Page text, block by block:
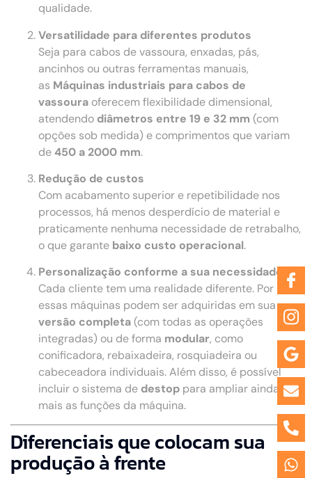
qualidade.
Versatilidade para diferentes produtos
Seja para cabos de vassoura, enxadas, pás,
ancinhos ou outras ferramentas manuais,
as Máquinas industriais para cabos de
vassoura oferecem flexibilidade dimensional,
atendendo diâmetros entre 19 e 32 mm (com
opções sob medida) e comprimentos que variam
de450 a 2000 mm.
Redução de custos
Com acabamento superior e repetibilidade nos
processos, há menos desperdício de material e
praticamente nenhuma necessidade de retrabalho,
o que garante baixo custo operacional.
Personalização conforme a sua necessidade
Cada cliente tem uma realidade diferente. Por isso,
essas máquinas podem ser adquiridas em sua
versão completa (com todas as operações
integradas) ou de forma modular, como
conificadora, rebaixadeira, rosquiadeira ou
cabeceadora individuais. Além disso, é possível
incluir o sistema de destop para ampliar ainda
mais as funções da máquina.
Diferenciais que colocam sua
produção à frente